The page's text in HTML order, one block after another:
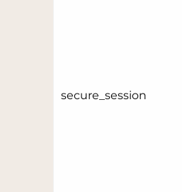
secure_session